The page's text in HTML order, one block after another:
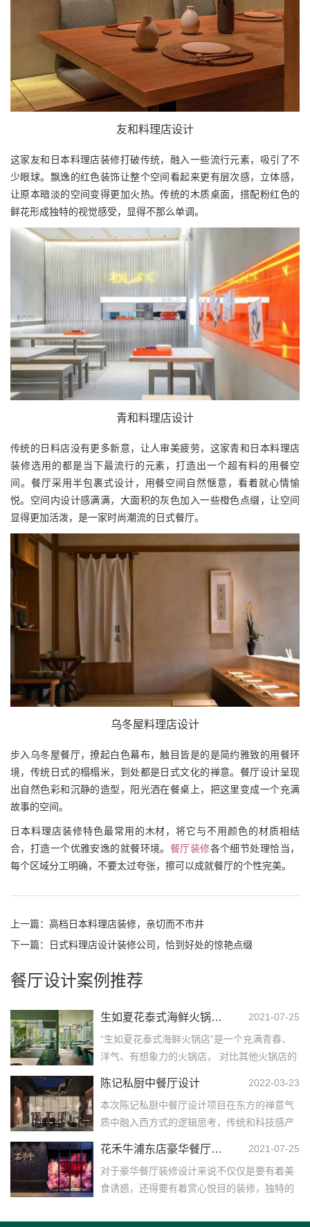
友和料理店设计
这家友和日本料理店装修打破传统，融入一些流行元素，吸引了不
少眼球。飘逸的红色装饰让整个空间看起来更有层次感，立体感，
让原本暗淡的空间变得更加火热。传统的木质桌面，搭配粉红色的
鲜花形成独特的视觉感受，显得不那么单调。
青和料理店设计
传统的日料店没有更多新意，让人审美疲劳，这家青和日本料理店
装修选用的都是当下最流行的元素，打造出一个超有料的用餐空
间。餐厅采用半包裹式设计，用餐空间自然惬意，看着就心情愉
悦。空间内设计感满满，大面积的灰色加入一些橙色点缀，让空间
显得更加活泼，是一家时尚潮流的日式餐厅。
乌冬屋料理店设计
步入乌冬屋餐厅，撩起白色幕布，触目皆是的是简约雅致的用餐环
境，传统日式的榻榻米，到处都是日式文化的禅意。餐厅设计呈现
出自然色彩和沉静的造型，阳光洒在餐桌上，把这里变成一个充满
故事的空间。
日本料理店装修特色最常用的木材，将它与不用颜色的材质相结
合，打造一个优雅安逸的就餐环境。 餐厅装修各个细节处理恰当，
每个区域分工明确，不要太过夸张，擦可以成就餐厅的个性完美。
上一篇： 高档日本料理店装修，亲切而不市井
下一篇：
日式料理店设计装修公司，恰到好处的惊艳点缀
餐厅设计案例推荐
生如夏花泰式海鲜火锅店装潢设计
2021-07-25
“生如夏花泰式海鲜火锅店”是一个充满青春、
洋气、有想象力的火锅店， 对比其他火锅店的
气息的火锅...……
陈记私厨中餐厅设计
2022-03-23
本次陈记私厨中餐厅设计项目在东方的禅意气
质中融入西方式的逻辑思考，传统和科技感产
水，迷雾环绕。不...……
花禾牛浦东店豪华餐厅装修设计
2021-07-25
对于豪华餐厅装修设计来说不仅仅是要有着美
食诱惑，还得要有着赏心悦目的装修，独特的
店”又坐立于中...……